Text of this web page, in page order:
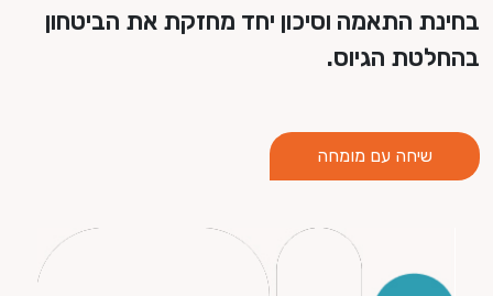
בחינת התאמה וסיכון יחד מחזקת את הביטחון
בהחלטת הגיוס.
שיחה עם מומחה